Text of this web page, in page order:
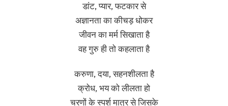
डांट, प्यार, फटकार से
अज्ञानता का कीचड़ धोकर
जीवन का मर्म सिखाता है
वह गुरु ही तो कहलाता है
करुणा, दया, सहनशीलता है
क्रोध, भय को लीलता हो
चरणों के स्पर्श मात्र से जिसके